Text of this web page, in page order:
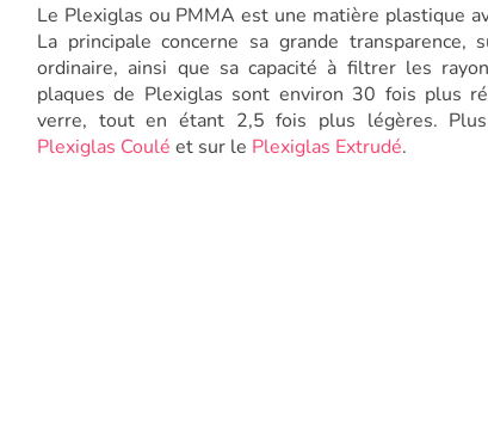
Le Plexiglas ou PMMA est une matière plastique
La principale concerne sa grande transparence,
ordinaire, ainsi que sa capacité à filtrer les
plaques de Plexiglas sont environ 30 fois plus
verre, tout en étant 2,5 fois plus légères.
Plexiglas Coulé et sur le Plexiglas Extrudé.